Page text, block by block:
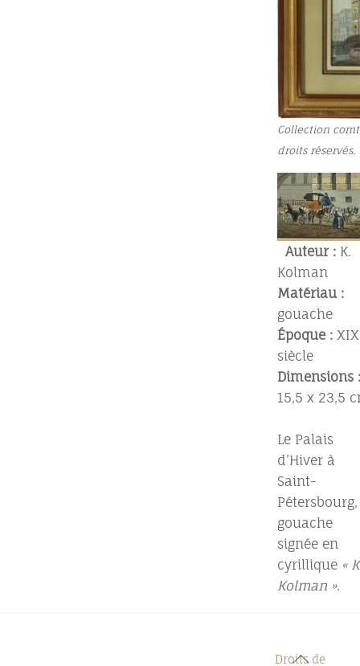
Collection
droits réservés.
Auteur : K.
Kolman
Matériau :
gouache
Époque :
siècle
Dimensions :
15,5 x 23,5
Le Palais
d’Hiver à
Saint-
Pétersbourg,
gouache
signée en
cyrillique «
Kolman ».
Back
Droits de